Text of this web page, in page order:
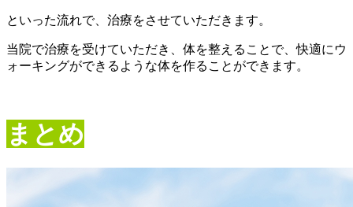
といった流れで、治療をさせていただきます。
当院で治療を受けていただき、体を整えることで、快適にウ
ォーキングができるような体を作ることができます。
まとめ